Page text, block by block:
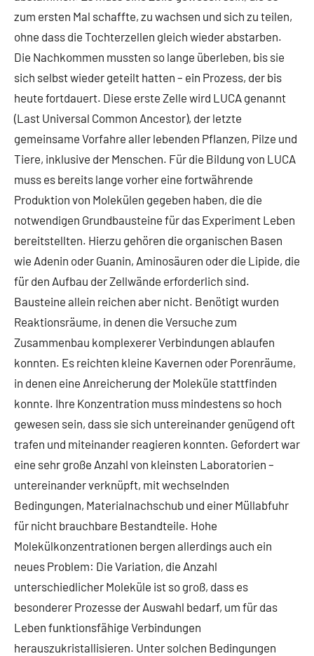
zum ersten Mal schaffte, zu wachsen und sich zu teilen,
ohne dass die Tochterzellen gleich wieder abstarben.
Die Nachkommen mussten so lange überleben, bis sie
sich selbst wieder geteilt hatten – ein Prozess, der bis
heute fortdauert. Diese erste Zelle wird LUCA genannt
(Last Universal Common Ancestor), der letzte
gemeinsame Vorfahre aller lebenden Pflanzen, Pilze und
Tiere, inklusive der Menschen. Für die Bildung von LUCA
muss es bereits lange vorher eine fortwährende
Produktion von Molekülen gegeben haben, die die
notwendigen Grundbausteine für das Experiment Leben
bereitstellten. Hierzu gehören die organischen Basen
wie Adenin oder Guanin, Aminosäuren oder die Lipide, die
für den Aufbau der Zellwände erforderlich sind.
Bausteine allein reichen aber nicht. Benötigt wurden
Reaktionsräume, in denen die Versuche zum
Zusammenbau komplexerer Verbindungen ablaufen
konnten. Es reichten kleine Kavernen oder Porenräume,
in denen eine Anreicherung der Moleküle stattfinden
konnte. Ihre Konzentration muss mindestens so hoch
gewesen sein, dass sie sich untereinander genügend oft
trafen und miteinander reagieren konnten. Gefordert war
eine sehr große Anzahl von kleinsten Laboratorien –
untereinander verknüpft, mit wechselnden
Bedingungen, Materialnachschub und einer Müllabfuhr
für nicht brauchbare Bestandteile. Hohe
Molekülkonzentrationen bergen allerdings auch ein
neues Problem: Die Variation, die Anzahl
unterschiedlicher Moleküle ist so groß, dass es
besonderer Prozesse der Auswahl bedarf, um für das
Leben funktionsfähige Verbindungen
herauszukristallisieren. Unter solchen Bedingungen